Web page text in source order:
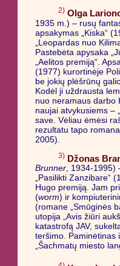
2) Olga
1935 m.) – rusų
apsakymas „Kiska“
„Leopardas nuo
Pastebėta apysaka
„Aelitos premiją“.
(1977) kurortinėje
be jokių plėšrūnų
Kodėl ji uždrausta
nuo neramaus darbo
naujai atvykusiems –
save. Vėliau ėmėsi
rezultatu tapo
2005).
3) Džonas
Brunner, 1934-1995)
„Pasilikti Zanzibare“
Hugo premiją. Jam
(worm) ir
(romane „Smūginės
utopija „Avis žiūri
katastrofą JAV,
teršimo. Paminėtinas
„Šachmatų miesto